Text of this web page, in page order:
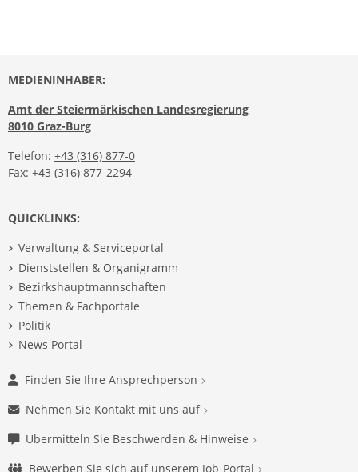
MEDIENINHABER:
Amt der Steiermärkischen Landesregierung
8010 Graz-Burg
Telefon: +43 (316) 877-0
Fax: +43 (316) 877-2294
QUICKLINKS:
Verwaltung & Serviceportal
Dienststellen & Organigramm
Bezirkshauptmannschaften
Themen & Fachportale
Politik
News Portal
Finden Sie Ihre Ansprechperson
Nehmen Sie Kontakt mit uns auf
Übermitteln Sie Beschwerden & Hinweise
Bewerben Sie sich auf unserem Job-Portal